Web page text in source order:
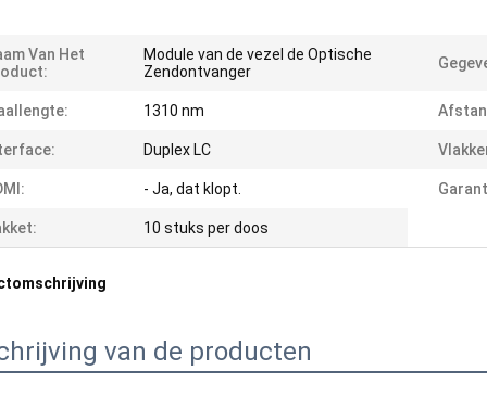
Van Het
Module van de vezel de Optische
Zendontvanger
1310 nm
Duplex LC
- Ja, dat klopt.
10 stuks per doos
van de producten